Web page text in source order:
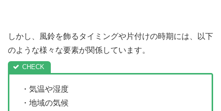
しかし、風鈴を飾るタイミングや片付けの時期には、以下
のような様々な要素が関係しています。
・気温や湿度
・地域の気候